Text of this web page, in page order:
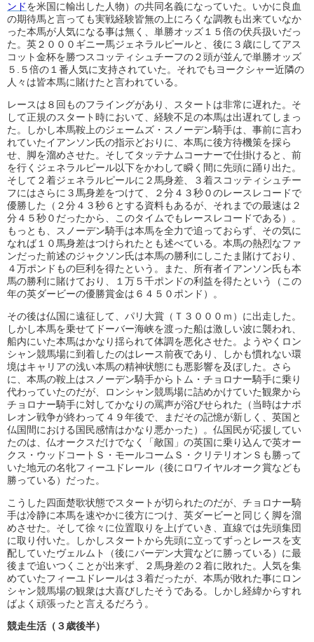
ンドを米国に輸出した人物）の共同名義になっていた。いかに良血
の期待馬と言っても実戦経験皆無の上にろくな調教も出来ていなか
った本馬が人気になる事は無く、単勝オッズ１５倍の伏兵扱いだっ
た。英２０００ギニー馬ジェネラルピールと、後に３歳にしてアス
コット金杯を勝つスコッティシュチーフの２頭が並んで単勝オッズ
５.５倍の１番人気に支持されていた。それでもヨークシャー近隣の
人々は皆本馬に賭けたと言われている。
レースは８回ものフライングがあり、スタートは非常に遅れた。そ
して正規のスタート時において、経験不足の本馬は出遅れてしまっ
た。しかし本馬鞍上のジェームズ・スノーデン騎手は、事前に言わ
れていたイアンソン氏の指示どおりに、本馬に後方待機策を採ら
せ、脚を溜めさせた。そしてタッテナムコーナーで仕掛けると、前
を行くジェネラルピール以下をかわして瞬く間に先頭に踊り出た。
そして２着ジェネラルピールに２馬身差、３着スコッティシュチー
フにはさらに３馬身差をつけて、２分４３秒０のレースレコードで
優勝した（２分４３秒６とする資料もあるが、それまでの最速は２
分４５秒０だったから、このタイムでもレースレコードである）。
もっとも、スノーデン騎手は本馬を全力で追っておらず、その気に
なれば１０馬身差はつけられたとも述べている。本馬の熱烈なファ
ンだった前述のジャクソン氏は本馬の勝利にしこたま賭けており、
４万ポンドもの巨利を得たという。また、所有者イアンソン氏も本
馬の勝利に賭けており、１万５千ポンドの利益を得たという（この
年の英ダービーの優勝賞金は６４５０ポンド）。
その後は仏国に遠征して、パリ大賞（Ｔ３０００ｍ）に出走した。
しかし本馬を乗せてドーバー海峡を渡った船は激しい波に襲われ、
船内にいた本馬はかなり揺られて体調を悪化させた。ようやくロン
シャン競馬場に到着したのはレース前夜であり、しかも慣れない環
境はキャリアの浅い本馬の精神状態にも悪影響を及ぼした。さら
に、本馬の鞍上はスノーデン騎手からトム・チョロナー騎手に乗り
代わっていたのだが、ロンシャン競馬場に詰めかけていた観衆から
チョロナー騎手に対してかなりの罵声が浴びせられた（当時はナポ
レオン戦争が終わって４９年後で、まだその記憶が新しく、英国と
仏国間における国民感情はかなり悪かった）。仏国民が応援してい
たのは、仏オークスだけでなく「敵国」の英国に乗り込んで英オー
クス・ウッドコートＳ・モールコームＳ・クリテリオンＳも勝って
いた地元の名牝フィーユドレール（後にロワイヤルオーク賞なども
勝っている）だった。
こうした四面楚歌状態でスタートが切られたのだが、チョロナー騎
手は冷静に本馬を速やかに後方につけ、英ダービーと同じく脚を溜
めさせた。そして徐々に位置取りを上げていき、直線では先頭集団
に取り付いた。しかしスタートから先頭に立ってずっとレースを支
配していたヴェルムト（後にバーデン大賞などに勝っている）に最
後まで追いつくことが出来ず、２馬身差の２着に敗れた。人気を集
めていたフィーユドレールは３着だったが、本馬が敗れた事にロン
シャン競馬場の観衆は大喜びしたそうである。しかし経緯からすれ
ばよく頑張ったと言えるだろう。
競走生活（３歳後半）